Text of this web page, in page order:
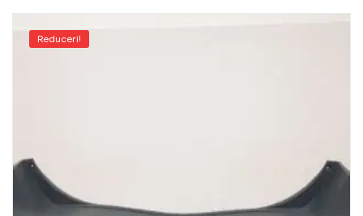
Reduceri!